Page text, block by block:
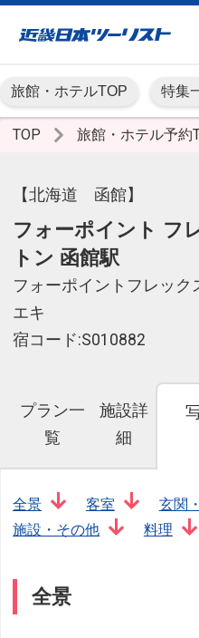
旅館・ホテルTOP 特集
TOP 旅館・ホテル予約
【北海道 函館】
フォーポイント フ
トン 函館駅
フォーポイントフレッ
エキ
宿コード:S010882
プラン一
覧
施設詳
細
全景 客室
玄関
施設・その他
料理
全景